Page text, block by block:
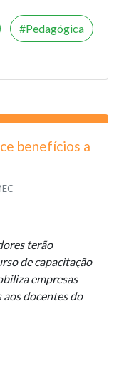
Pedagógica
benefícios a
terão
de capacitação
empresas
docentes do